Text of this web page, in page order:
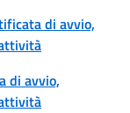
di avvio,
di avvio,